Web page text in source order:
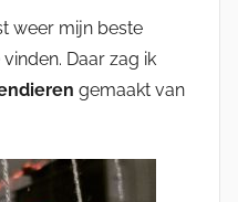
weer mijn beste
Daar zag ik
gemaakt van